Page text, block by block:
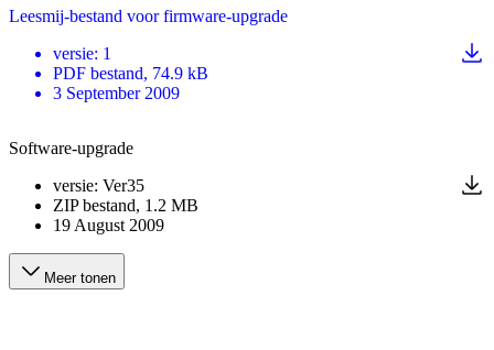
Leesmij-bestand voor firmware-upgrade
versie: 1
PDF bestand, 74.9 kB
3 September 2009
Software-upgrade
versie: Ver35
ZIP bestand, 1.2 MB
19 August 2009
Meer tonen